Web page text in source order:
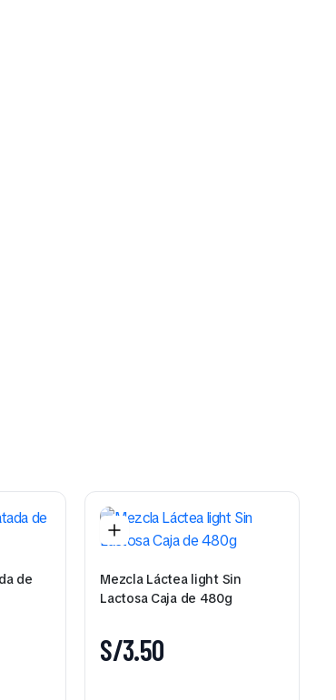
de
Mezcla Láctea light Sin
Lactosa Caja de 480g
S/3.50